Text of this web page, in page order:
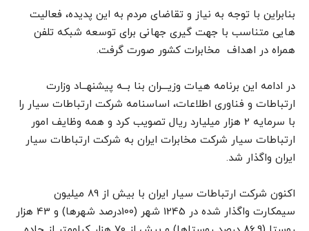
بنابراین با توجه به نیاز و تقاضای مردم به این پدیده، فعالیت
هایی متناسب با جهت گیری جهانی برای توسعه شبکه تلفن
همراه در اهداف مخابرات کشور صورت گرفت.
در ادامه این برنامه هیات وزیـــران بنا بــه پیشنهــاد وزارت
ارتباطات و فناوری اطلاعات، اساسنامه شرکت ارتباطات سیار را
با سرمایه 2 هزار میلیارد ریال تصویب کرد و همه وظایف امور
ارتباطات سیار شرکت مخابرات ایران به شرکت ارتباطات سیار
ایران واگذار شد.
اکنون شرکت ارتباطات سیار ایران با بیش از 89 میلیون
سیمکارت واگذار شده در 1245 شهر (100درصد شهرها) و 43 هزار